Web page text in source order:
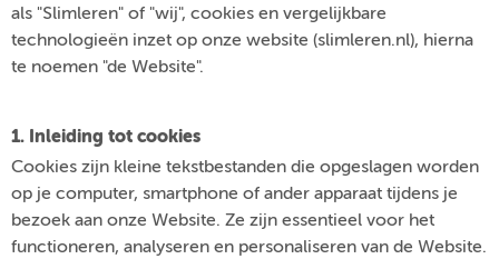
als "Slimleren" of "wij", cookies en vergelijkbare
technologieën inzet op onze website (slimleren.nl), hierna
te noemen "de Website".
1. Inleiding tot cookies
Cookies zijn kleine tekstbestanden die opgeslagen worden
op je computer, smartphone of ander apparaat tijdens je
bezoek aan onze Website. Ze zijn essentieel voor het
functioneren, analyseren en personaliseren van de Website.